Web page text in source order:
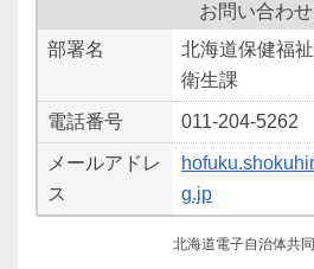
お問い合わ
部署名
北海道保健福
衛生課
電話番号 011-204-5262
メールアドレ
ス
g.jp
北海道電子自治体共